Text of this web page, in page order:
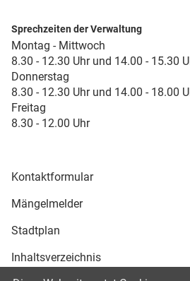
Sprechzeiten der Verwaltung
Montag - Mittwoch
8.30 - 12.30 Uhr und 14.00 - 15.30
Donnerstag
8.30 - 12.30 Uhr und 14.00 - 18.00
Freitag
8.30 - 12.00 Uhr
Kontaktformular
Mängelmelder
Stadtplan
Inhaltsverzeichnis